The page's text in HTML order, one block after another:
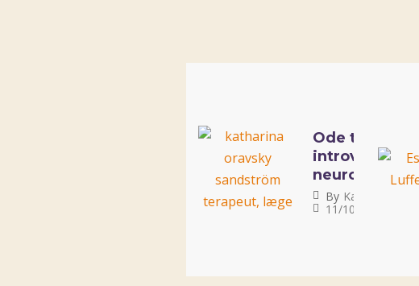
Ode til den
introverte
kollega
By Katharina S.
11/10/2025